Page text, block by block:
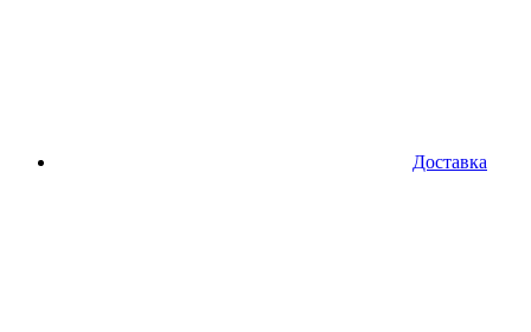
Доставка